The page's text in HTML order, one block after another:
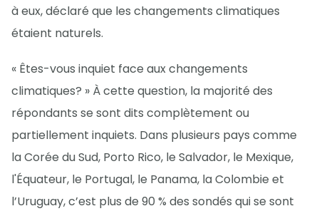
à eux, déclaré que les changements climatiques
étaient naturels.
« Êtes-vous inquiet face aux changements
climatiques? » À cette question, la majorité des
répondants se sont dits complètement ou
partiellement inquiets. Dans plusieurs pays comme
la Corée du Sud, Porto Rico, le Salvador, le Mexique,
l'Équateur, le Portugal, le Panama, la Colombie et
l’Uruguay, c’est plus de 90 % des sondés qui se sont